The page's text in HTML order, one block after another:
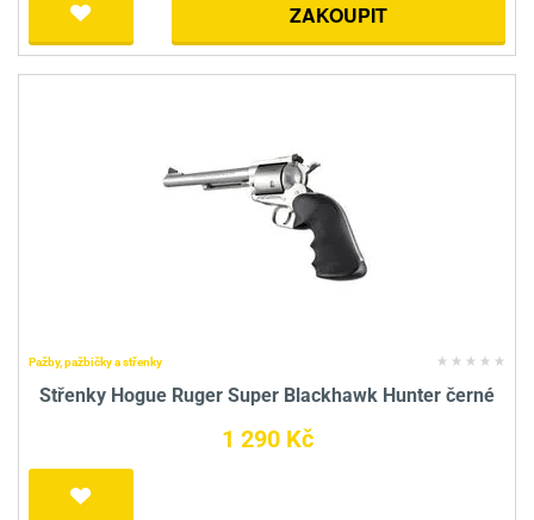
ZAKOUPIT
Pažby, pažbičky a střenky
Střenky Hogue Ruger Super Blackhawk Hunter černé
1 290 Kč